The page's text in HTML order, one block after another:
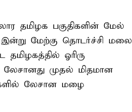
தமிழக பகுதிகளின் மேல்
இன்று மேற்கு தொடர்ச்சி மலை
ஓரிரு
லேசானது முதல் மிதமான
லேசான மழை